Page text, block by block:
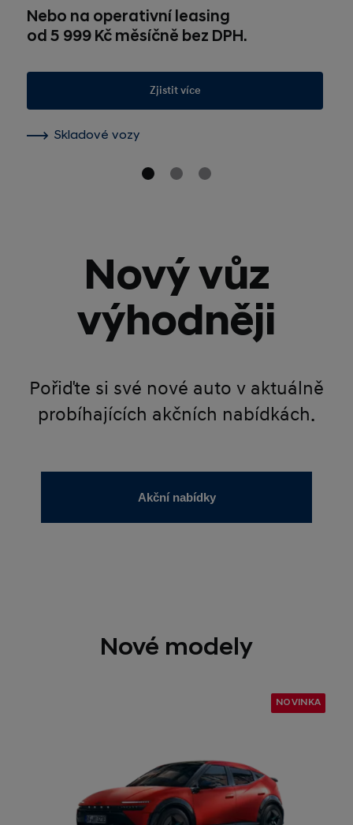
Nebo na operativní leasing
od 5 999 Kč měsíčně bez DPH.
Zjistit více
Skladové vozy
Nový vůz
výhodněji
Pořiďte si své nové auto v aktuálně
probíhajících akčních nabídkách.
Akční nabídky
Nové modely
NOVINKA